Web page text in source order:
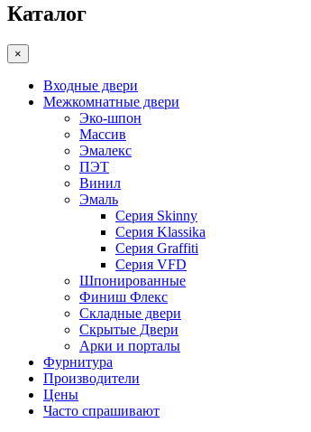
Каталог
×
Входные двери
Межкомнатные двери
Эко-шпон
Массив
Эмалекс
ПЭТ
Винил
Эмаль
Серия Skinny
Серия Klassika
Серия Graffiti
Серия VFD
Шпонированные
Финиш Флекс
Складные двери
Скрытые Двери
Арки и порталы
Фурнитура
Производители
Цены
Часто спрашивают